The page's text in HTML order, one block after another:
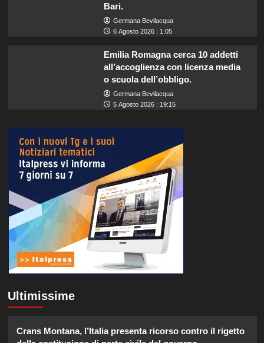
Bari.
Germana Bevilacqua
6 Agosto 2026 : 1:05
Emilia Romagna cerca 10 addetti
all’accoglienza con licenza media
o scuola dell’obbligo.
Germana Bevilacqua
5 Agosto 2026 : 19:15
Ultimissime
Crans Montana, l’Italia presenta ricorso contro il rigetto